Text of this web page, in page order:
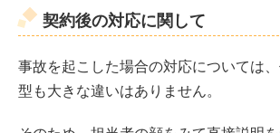
契約後の対応に関して
事故を起こした場合の対応については
型も大きな違いはありません。